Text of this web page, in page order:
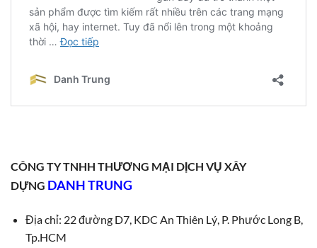
CÔNG TY TNHH THƯƠNG MẠI DỊCH VỤ XÂY
DỰNG DANH TRUNG
Địa chỉ: 22 đường D7, KDC An Thiên Lý, P. Phước Long B,
Tp.HCM